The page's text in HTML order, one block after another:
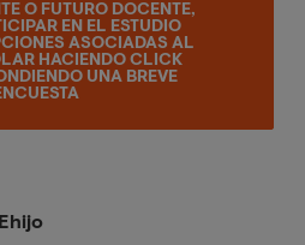
O FUTURO DOCENTE,
EN EL ESTUDIO
ASOCIADAS AL
HACIENDO CLICK
UNA BREVE